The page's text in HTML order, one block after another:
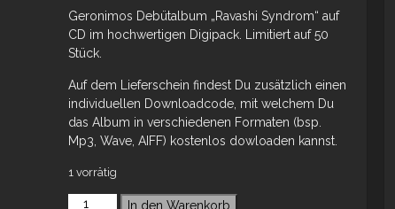
Geronimos Debütalbum „Ravashi Syndrom“ auf
CD im hochwertigen Digipack. Limitiert auf 50
Stück.
Auf dem Lieferschein findest Du zusätzlich einen
individuellen Downloadcode, mit welchem Du
das Album in verschiedenen Formaten (bsp.
Mp3, Wave, AIFF) kostenlos dowloaden kannst.
1 vorrätig
In den Warenkorb